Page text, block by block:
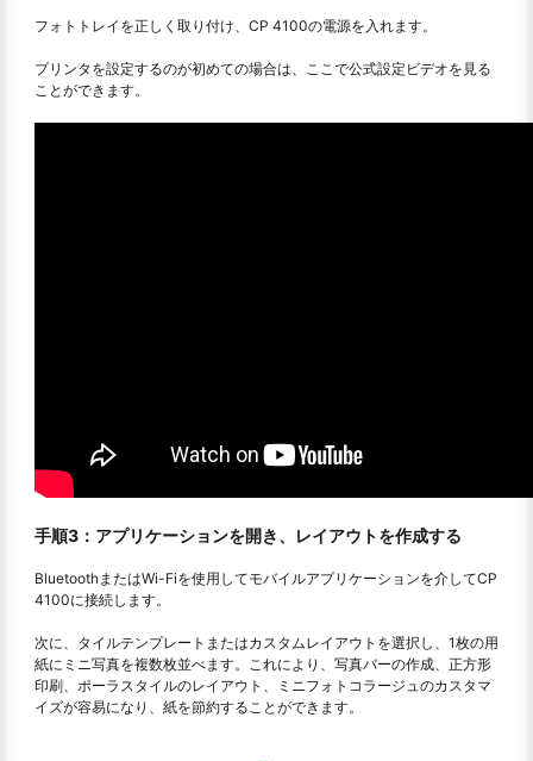
フォトトレイを正しく取り付け、CP 4100の電源を入れます。
プリンタを設定するのが初めての場合は、ここで公式設定ビデオを見る
ことができます。
手順3：アプリケーションを開き、レイアウトを作成する
BluetoothまたはWi-Fiを使用してモバイルアプリケーションを介してCP
4100に接続します。
次に、タイルテンプレートまたはカスタムレイアウトを選択し、1枚の用
紙にミニ写真を複数枚並べます。これにより、写真バーの作成、正方形
印刷、ポーラスタイルのレイアウト、ミニフォトコラージュのカスタマ
イズが容易になり、紙を節約することができます。